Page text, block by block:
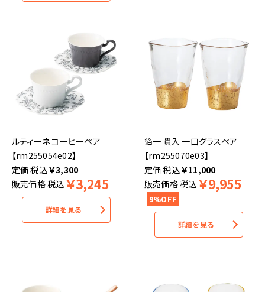
ルティーネ コーヒーペア
【rm255054e02】
税込￥3,300
販売価格税込 ￥3,245
詳細を見る
箔一 貫入 一口グラスペア
【rm255070e03】
税込￥11,000
販売価格税込 ￥9,955
9%OFF
詳細を見る